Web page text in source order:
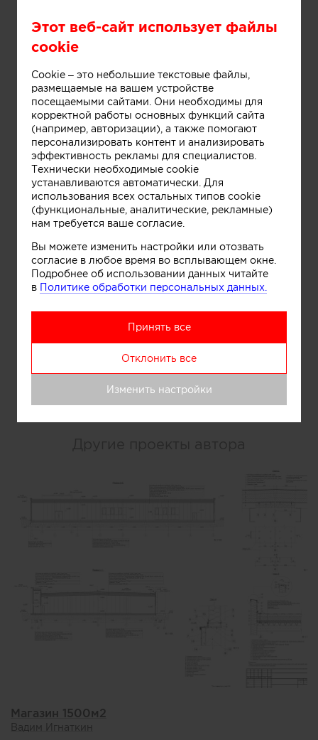
сам свяжется с вами для обсуждения
деталей.
Ваше имя:
Телефон:
E-mail:
Даюсогласиена обработку
сайта
Отправить
Магазин 1500м2
Вадим Игнаткин
Этот веб-сайт использует файлы
cookie
Cookie – это небольшие текстовые файлы,
размещаемые на вашем устройстве
посещаемыми сайтами. Они необходимы для
корректной работы основных функций сайта
(например, авторизации), а также помогают
персонализировать контент и анализировать
эффективность рекламы для специалистов.
Технически необходимые cookie
устанавливаются автоматически. Для
использования всех остальных типов cookie
(функциональные, аналитические, рекламные)
нам требуется ваше согласие.
Вы можете изменить настройки или отозвать
согласие в любое время во всплывающем окне.
Подробнее об использовании данных читайте
в Политике обработки персональных данных.
Принять все
Отклонить все
Изменить настройки